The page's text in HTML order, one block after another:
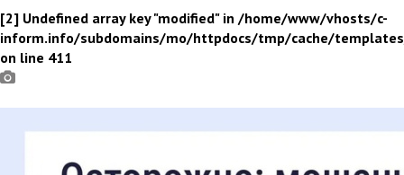
[2] Undefined array key "modified" in /home/www/vhosts/c-
inform.info/subdomains/mo/httpdocs/tmp/cache/
on line 411